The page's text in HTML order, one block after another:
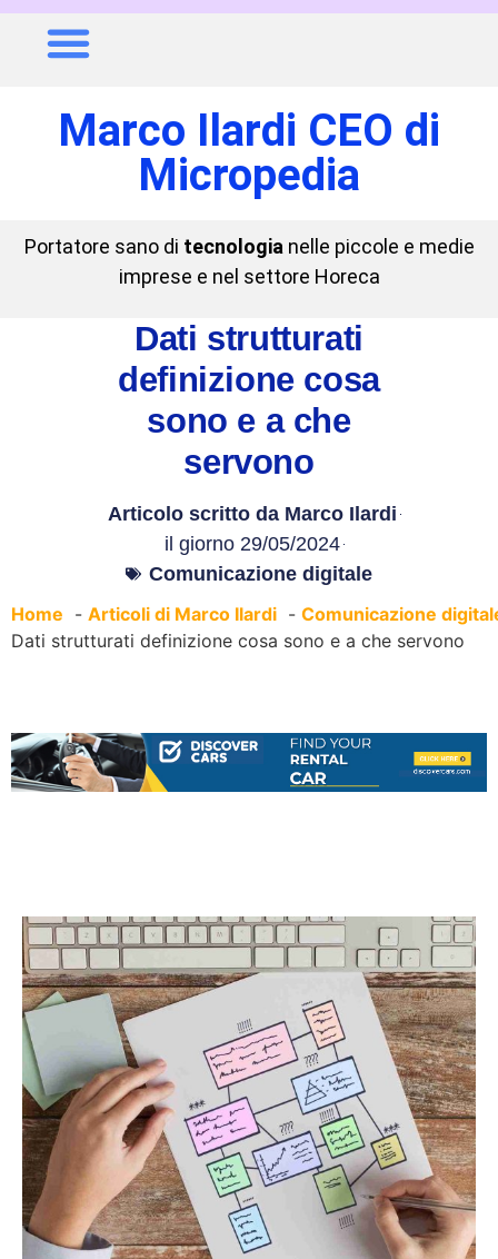
Marco Ilardi CEO di
Micropedia
Portatore sano di tecnologia nelle piccole e medie
imprese e nel settore Horeca
Dati strutturati
definizione cosa
sono e a che
servono
Articolo scritto da Marco Ilardi
il giorno 29/05/2024
Comunicazione digitale
Home
Articoli di Marco Ilardi
Comunicazione
Dati strutturati definizione cosa sono e a che servono